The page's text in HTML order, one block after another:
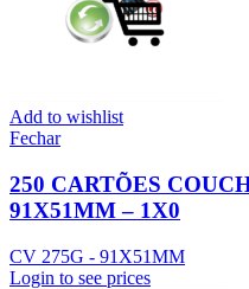
Add to wishlist
Fechar
250 CARTÕES
91X51MM – 1X0
CV 275G - 91X51MM
Login to see prices